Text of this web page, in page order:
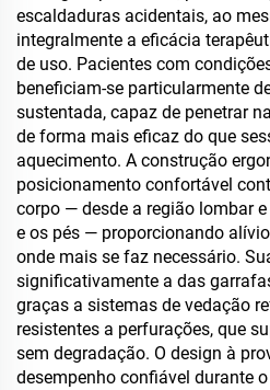
escaldaduras acidentais, ao
integralmente a eficácia
de uso. Pacientes com
beneficiam-se particularmente
sustentada, capaz de penetrar
de forma mais eficaz do que
aquecimento. A construção
posicionamento confortável
corpo — desde a região lombar
e os pés — proporcionando
onde mais se faz necessário.
significativamente a das
graças a sistemas de vedação
resistentes a perfurações, que
sem degradação. O design à
desempenho confiável durante